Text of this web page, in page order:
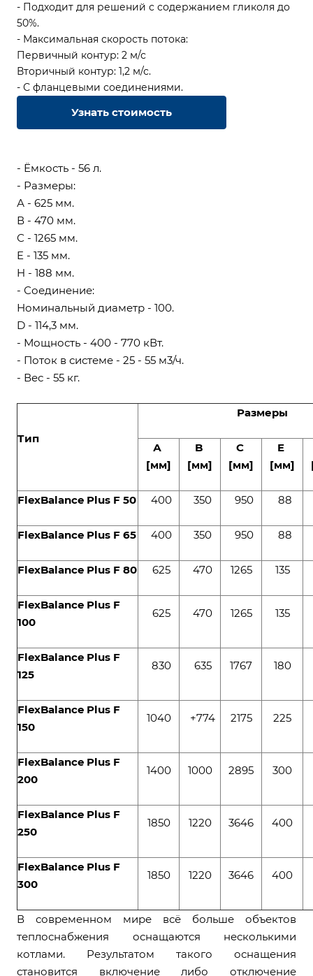
- Подходит для решений с содержанием гликоля до
50%.
- Максимальная скорость потока:
Первичный контур: 2 м/с
Вторичный контур: 1,2 м/с.
- С фланцевыми соединениями.
Узнать стоимость
- Ёмкость - 56 л.
- Размеры:
А - 625 мм.
В - 470 мм.
С - 1265 мм.
E - 135 мм.
H - 188 мм.
- Соединение:
Номинальный диаметр - 100.
D - 114,3 мм.
- Мощность - 400 - 770 кВт.
- Поток в системе - 25 - 55 м3/ч.
- Вес - 55 кг.
Тип
Размеры
А
[мм]
B
[мм]
C
[мм]
E
[мм]
FlexBalance Plus F 50 400 350 950 88
FlexBalance Plus F 65 400 350 950 88
FlexBalance Plus F 80 625 470 1265 135
FlexBalance Plus F
100
625 470 1265 135
FlexBalance Plus F
125
830 635 1767 180
FlexBalance Plus F
150
1040 +774 2175 225
FlexBalance Plus F
200
1400 1000 2895 300
FlexBalance Plus F
250
1850 1220 3646 400
FlexBalance Plus F
300
1850 1220 3646 400
В современном мире всё больше объектов
теплоснабжения оснащаются несколькими
котлами. Результатом такого оснащения
становится включение либо отключение